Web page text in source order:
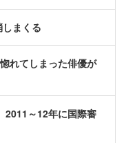
しまくる
れてしまった俳優が
2011～12年に国際審